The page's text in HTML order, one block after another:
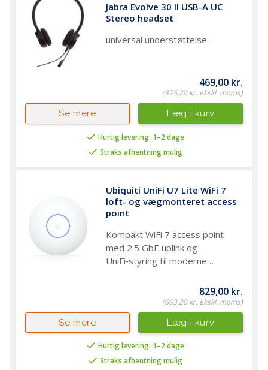
Jabra Evolve 30 II USB-A UC
Stereo headset
universal understøttelse
469,00 kr.
(375,20 kr. ekskl. moms)
Hurtig levering: 1–2 dage
Straks afhentning mulig
Læg i kurv
Se mere
Ubiquiti UniFi U7 Lite WiFi 7
loft- og vægmonteret access
point
Kompakt WiFi 7 access point
med 2.5 GbE uplink og
UniFi‑styring til moderne
829,00 kr.
(663,20 kr. ekskl. moms)
Hurtig levering: 1–2 dage
Straks afhentning mulig
Læg i kurv
Se mere